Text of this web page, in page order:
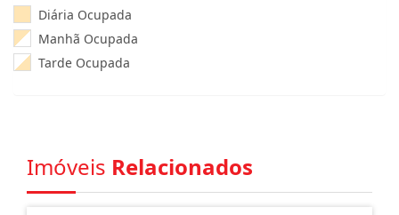
Diária Ocupada
Manhã Ocupada
Tarde Ocupada
Imóveis Relacionados